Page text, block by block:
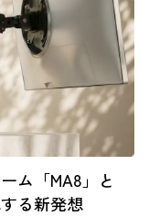
ム「MA8」と
る新発想